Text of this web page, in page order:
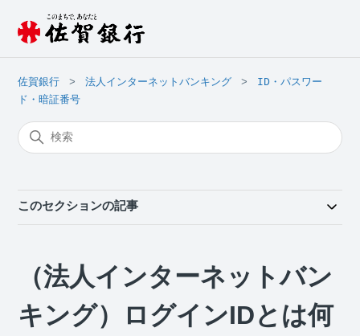
佐賀銀行 法人インターネットバンキング
ID・パスワー
ド・暗証番号
このセクションの記事
（法人インターネットバン
キング）ログインIDとは何